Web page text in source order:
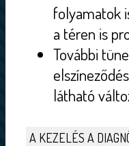
folyamatok
a téren is
További
látható
A KEZELÉS A